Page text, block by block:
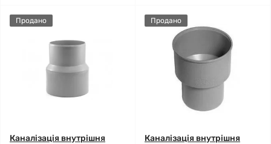
Продано
Каналізація внутрішня
Продано
Каналізація внутрішня